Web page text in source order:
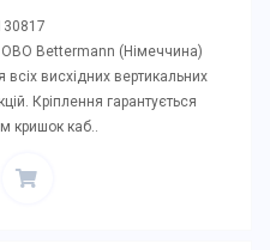
Bettermann (Німеччина)
всіх висхідних вертикальних
Кріплення гарантується
кришок каб..